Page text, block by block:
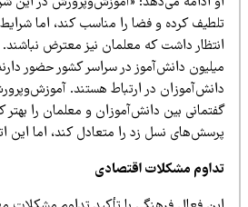
کرده و فضا را مناسب کند، اما شرایط
دانش‌آموز در سراسر کشور حضور دارند و
در ارتباط هستند. آموزش‌وپرورش
بین دانش‌آموزان و معلمان را بهتر کرده و
نسل زد را متعادل کند، اما این اتفاق
مشکلات اقتصادی